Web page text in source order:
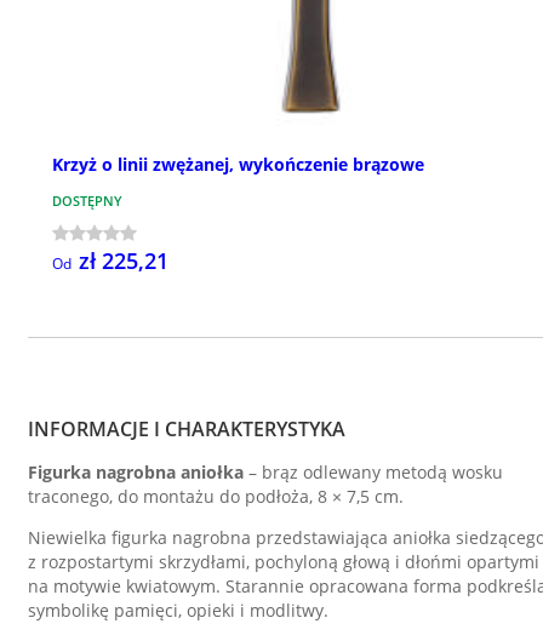
Krzyż o linii zwężanej, wykończenie brązowe
DOSTĘPNY
Od zł 225,21
INFORMACJE I CHARAKTERYSTYKA
Figurka nagrobna aniołka – brąz odlewany metodą wosku
traconego, do montażu do podłoża, 8 × 7,5 cm.
Niewielka figurka nagrobna przedstawiająca aniołka
z rozpostartymi skrzydłami, pochyloną głową i dłońmi opartymi
na motywie kwiatowym. Starannie opracowana forma
symbolikę pamięci, opieki i modlitwy.